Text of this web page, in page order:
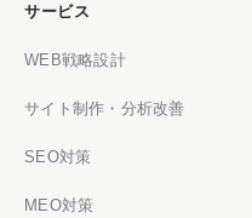
サービス
WEB戦略設計
サイト制作・分析改善
SEO対策
MEO対策